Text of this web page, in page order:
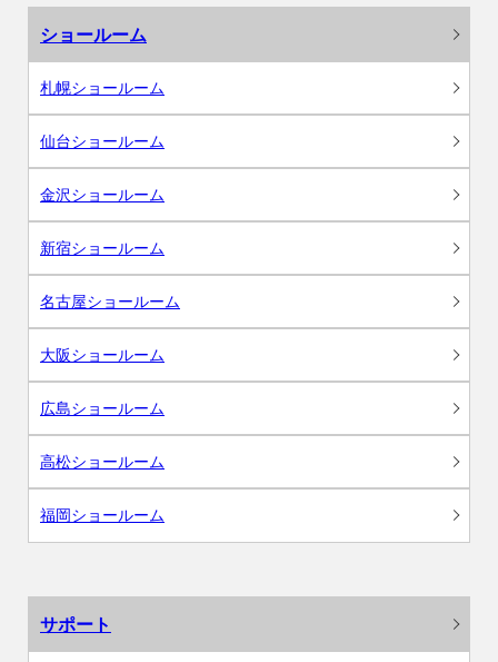
ショールーム
札幌ショールーム
仙台ショールーム
金沢ショールーム
新宿ショールーム
名古屋ショールーム
大阪ショールーム
広島ショールーム
高松ショールーム
福岡ショールーム
サポート